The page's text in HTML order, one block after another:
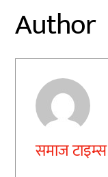
Author
समाज टाइम्स